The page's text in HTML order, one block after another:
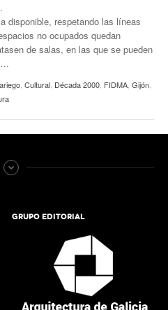
disponible, respetando las líneas
no ocupados quedan
de salas, en las que se pueden
Cultural Década 2000 FIDMA Gijón
GRUPO EDITORIAL